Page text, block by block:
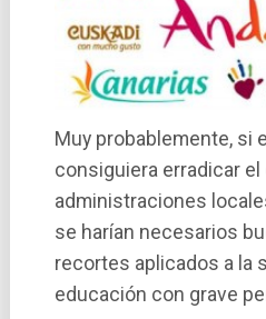
Muy probablemente, si
consiguiera erradicar
administraciones
se harí­an necesarios
recortes aplicados a la
educación con grave